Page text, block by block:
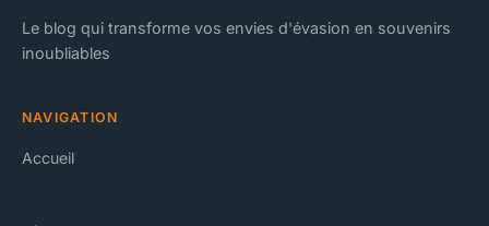
Le blog qui transforme vos envies d'évasion en souvenirs
inoubliables
NAVIGATION
Accueil